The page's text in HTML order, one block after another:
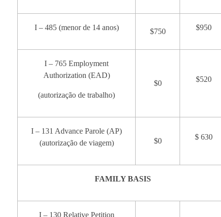
I – 485 (menor de 14 anos) $750 $950
I – 765 Employment
Authorization (EAD)
(autorização de trabalho)
$0 $520
I – 131 Advance Parole (AP)
(autorização de viagem)
$0 $ 630
FAMILY BASIS
I – 130 Relative Petition